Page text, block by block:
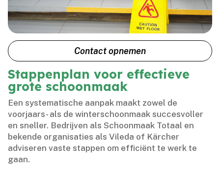
Contact opnemen
Stappenplan voor effectieve
grote schoonmaak
Een systematische aanpak maakt zowel de
voorjaars- als de winterschoonmaak succesvoller
en sneller.​ Bedrijven als Schoonmaak Totaal en
bekende organisaties als Vileda of Kärcher
adviseren vaste stappen om efficiënt te werk te
gaan.​